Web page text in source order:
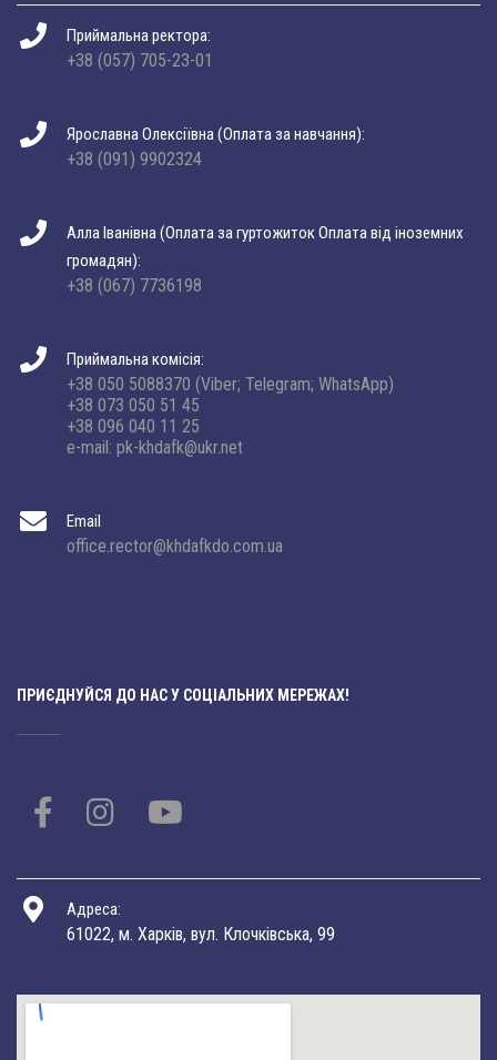
Приймальна ректора:
+38 (057) 705-23-01
Ярославна Олексіївна (Оплата за навчання):
+38 (091) 9902324
Алла Іванівна (Оплата за гуртожиток Оплата від іноземних
громадян):
+38 (067) 7736198
Приймальна комісія:
+38 050 5088370 (Viber; Telegram; WhatsApp)
+38 073 050 51 45
+38 096 040 11 25
e-mail: pk-khdafk@ukr.net
Email
office.rector@khdafkdo.com.ua
ПРИЄДНУЙСЯ ДО НАС У СОЦІАЛЬНИХ МЕРЕЖАХ!
Адреса:
61022, м. Харків, вул. Клочківська, 99